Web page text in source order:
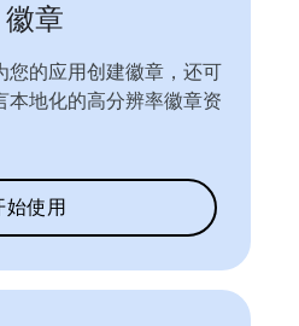
章
您的应用创建徽章，还可
本地化的高分辨率徽章资
始使用